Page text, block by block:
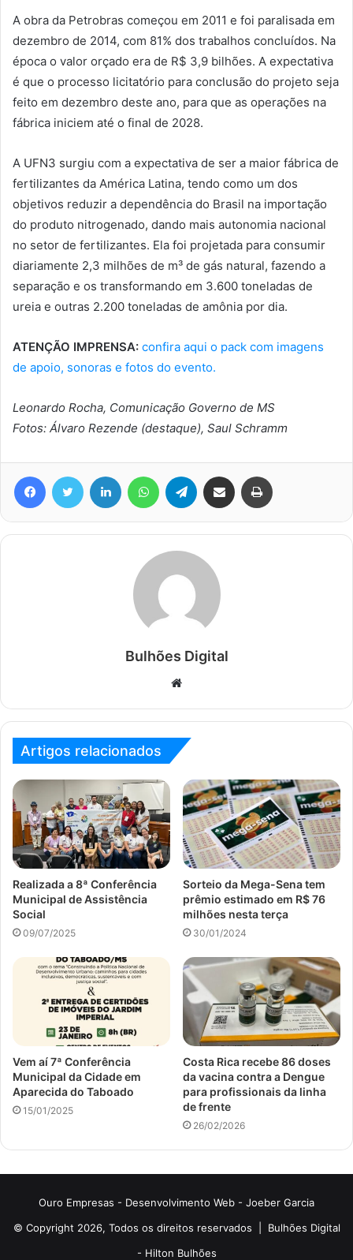
A obra da Petrobras começou em 2011 e foi paralisada em
dezembro de 2014, com 81% dos trabalhos concluídos. Na
época o valor orçado era de R$ 3,9 bilhões. A expectativa
é que o processo licitatório para conclusão do projeto seja
feito em dezembro deste ano, para que as operações na
fábrica iniciem até o final de 2028.
A UFN3 surgiu com a expectativa de ser a maior fábrica de
fertilizantes da América Latina, tendo como um dos
objetivos reduzir a dependência do Brasil na importação
do produto nitrogenado, dando mais autonomia nacional
no setor de fertilizantes. Ela foi projetada para consumir
diariamente 2,3 milhões de m³ de gás natural, fazendo a
separação e os transformando em 3.600 toneladas de
ureia e outras 2.200 toneladas de amônia por dia.
ATENÇÃO IMPRENSA: confira aqui o pack com imagens
de apoio, sonoras e fotos do evento.
Leonardo Rocha, Comunicação Governo de MS
Fotos: Álvaro Rezende (destaque), Saul Schramm
FacebookTwitter Linkedin WhatsAppTelegram Compartilhar via e-mail
Bulhões Digital
Website
Artigos relacionados
Realizada a 8ª Conferência
Municipal de Assistência
Social
09/07/2025
Sorteio da Mega-Sena tem
prêmio estimado em R$ 76
milhões nesta terça
30/01/2024
Vem aí 7ª Conferência
Municipal da Cidade em
Aparecida do Taboado
15/01/2025
Costa Rica recebe 86 doses
da vacina contra a Dengue
para profissionais da linha
de frente
26/02/2026
Ouro Empresas - Desenvolvimento Web - Joeber Garcia
© Copyright 2026, Todos os direitos reservados | Bulhões Digital
- Hilton Bulhões